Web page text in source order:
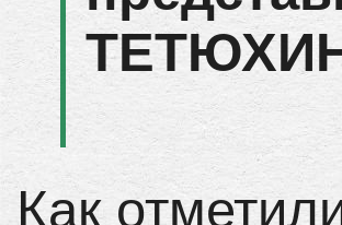
Как